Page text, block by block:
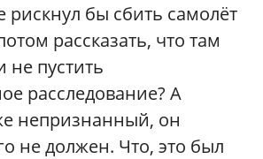
бы сбить самолёт
рассказать, что там
не пустить
расследование? А
непризнанный, он
не должен. Что, это был